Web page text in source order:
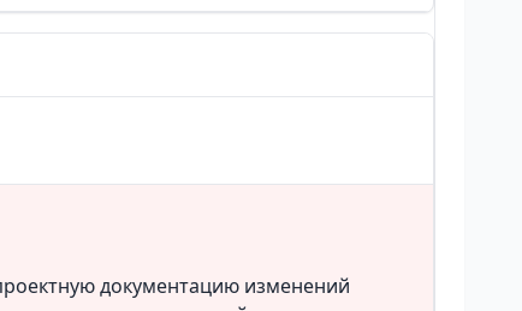
документацию изменений